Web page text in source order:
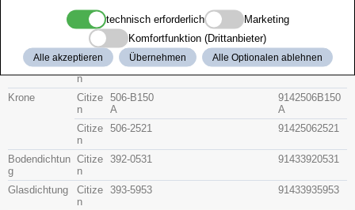
Gruppe HerstellerTeile-Nr. Beschreibung Artikel-Nr.
Glas
Citize
n
54-14895F 91415414895F
Krone
Citize
n
506-B150
A
9142506B150
A
Citize
n
506-2521 91425062521
Bodendichtun
g
Citize
n
392-0531 91433920531
Glasdichtung
Citize
n
393-5953 91433935953
technisch erforderlich
Marketing
Komfortfunktion (Drittanbieter)
Alle akzeptieren Übernehmen Alle Optionalen ablehnen